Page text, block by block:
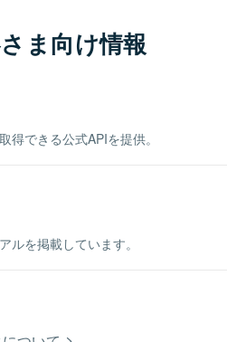
ま向け情報
得できる公式APIを提供。
ルを掲載しています。